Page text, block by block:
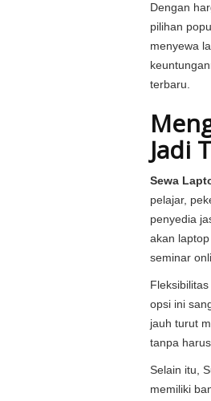
Dengan
pilihan
menyewa
terbaru.
Jadi
Sewa
pelajar,
penyedia
akan
seminar
opsi ini
jauh turut
tanpa
Selain itu,
memiliki